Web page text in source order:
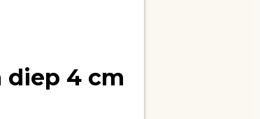
diep 4 cm